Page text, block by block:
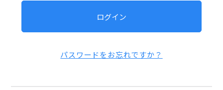
ログイン
パスワードをお忘れですか？